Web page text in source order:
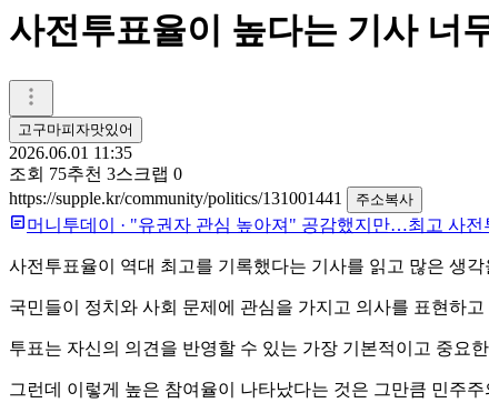
사전투표율이 높다는 기사 너
고구마피자맛있어
2026.06.01 11:35
조회 75추천 3스크랩 0
https://supple.kr/community/politics/131001441
주소복사
머니투데이 · "유권자 관심 높아져" 공감했지만…최고 사전
사전투표율이 역대 최고를 기록했다는 기사를 읽고 많은 생각
국민들이 정치와 사회 문제에 관심을 가지고 의사를 표현하
투표는 자신의 의견을 반영할 수 있는 가장 기본적이고 중요
그런데 이렇게 높은 참여율이 나타났다는 것은 그만큼 민주